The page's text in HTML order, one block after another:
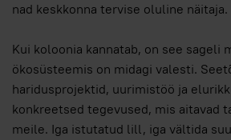
nad keskkonna tervise oluline näitaja.
Kui koloonia kannatab, on see sageli
ökosüsteemis on midagi valesti.
haridusprojektid, uurimistöö ja
konkreetsed tegevused, mis aitavad
meile. Iga istutatud lill, iga vältida